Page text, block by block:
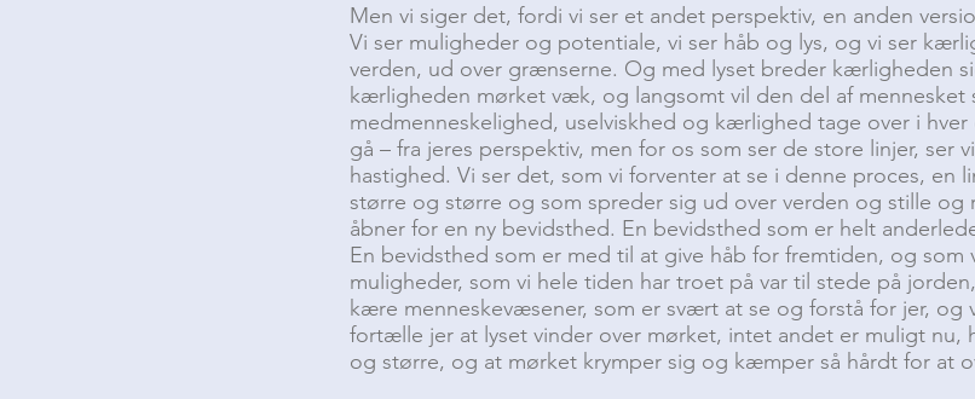
Men vi siger det, fordi vi ser et andet perspektiv, en anden
Vi ser muligheder og potentiale, vi ser håb og lys, og vi ser
verden, ud over grænserne. Og med lyset breder kærligheden
kærligheden mørket væk, og langsomt vil den del af mennesket
medmenneskelighed, uselviskhed og kærlighed tage over i
gå – fra jeres perspektiv, men for os som ser de store linjer, ser
hastighed. Vi ser det, som vi forventer at se i denne proces, en
større og større og som spreder sig ud over verden og stille
åbner for en ny bevidsthed. En bevidsthed som er helt
En bevidsthed som er med til at give håb for fremtiden, og som
muligheder, som vi hele tiden har troet på var til stede på
kære menneskevæsener, som er svært at se og forstå for jer, og
fortælle jer at lyset vinder over mørket, intet andet er muligt nu,
og større, og at mørket krymper sig og kæmper så hårdt for at